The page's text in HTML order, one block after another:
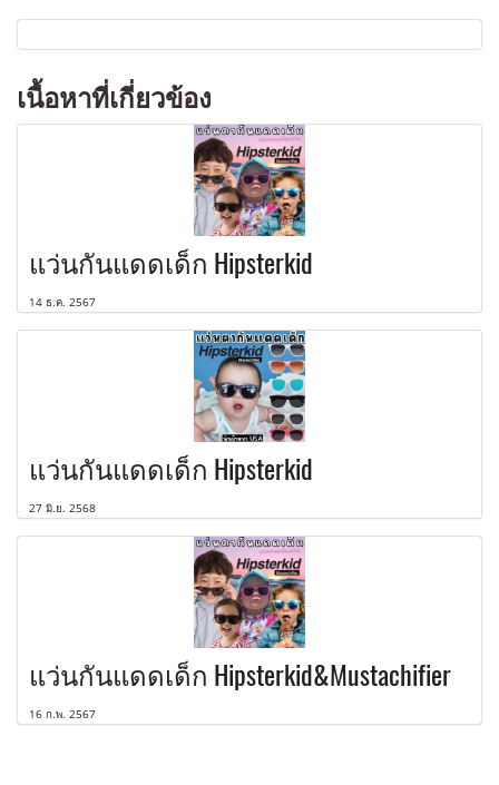
เนื้อหาที่เกี่ยวข้อง
แว่นกันแดดเด็ก Hipsterkid
14 ธ.ค. 2567
แว่นกันแดดเด็ก Hipsterkid
27 มิ.ย. 2568
แว่นกันแดดเด็ก Hipsterkid&Mustachifier
16 ก.พ. 2567